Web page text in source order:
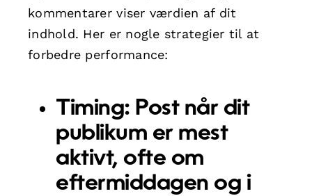
kommentarer viser værdien af dit
indhold. Her er nogle strategier til at
forbedre performance:
Timing: Post når dit
publikum er mest
aktivt, ofte om
eftermiddagen og i